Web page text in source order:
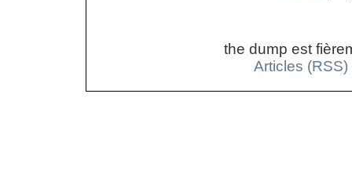
the dump est
Articles (RSS)